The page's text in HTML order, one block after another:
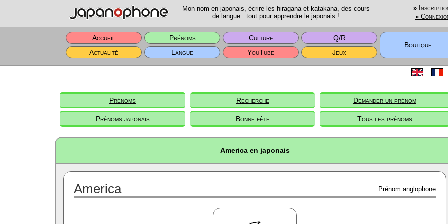
Mon nom en japonais, écrire les hiragana et katakana, des cours
de langue : tout pour apprendre le japonais !
»
»
Accueil Prénoms Culture
Q/R
Boutique
Actualité
Langue YouTube Jeux
Prénoms Recherche Demander un prénom
Prénoms japonais Bonne fête Tous les prénoms
America en japonais
America Prénom anglophone